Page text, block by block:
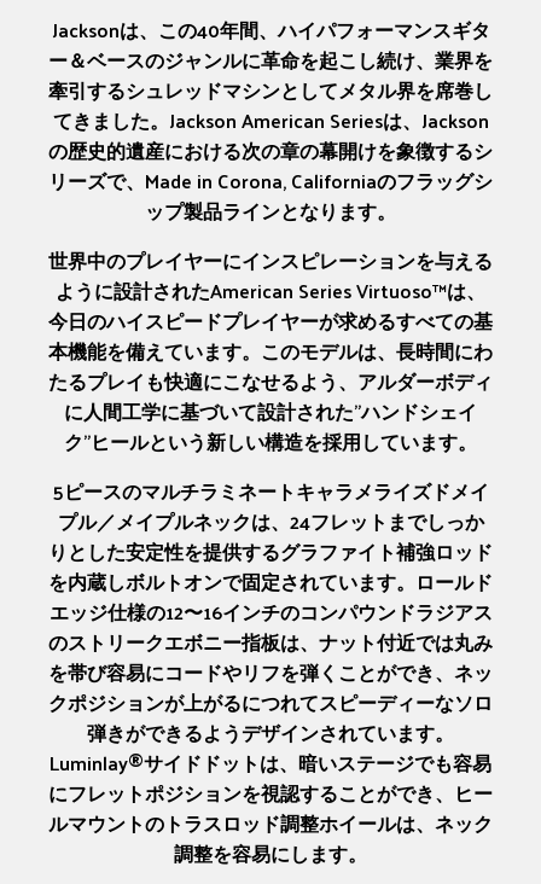
Jacksonは、この40年間、ハイパフォーマンスギタ
ー＆ベースのジャンルに革命を起こし続け、業界を
牽引するシュレッドマシンとしてメタル界を席巻し
てきました。Jackson American Seriesは、Jackson
の歴史的遺産における次の章の幕開けを象徴するシ
リーズで、Made in Corona, Californiaのフラッグシ
ップ製品ラインとなります。
世界中のプレイヤーにインスピレーションを与える
ように設計されたAmerican Series Virtuoso™は、
今日のハイスピードプレイヤーが求めるすべての基
本機能を備えています。このモデルは、長時間にわ
たるプレイも快適にこなせるよう、アルダーボディ
に人間工学に基づいて設計された”ハンドシェイ
ク”ヒールという新しい構造を採用しています。
5ピースのマルチラミネートキャラメライズドメイ
プル／メイプルネックは、24フレットまでしっか
りとした安定性を提供するグラファイト補強ロッド
を内蔵しボルトオンで固定されています。ロールド
エッジ仕様の12〜16インチのコンパウンドラジアス
のストリークエボニー指板は、ナット付近では丸み
を帯び容易にコードやリフを弾くことができ、ネッ
クポジションが上がるにつれてスピーディーなソロ
弾きができるようデザインされています。
Luminlay®サイドドットは、暗いステージでも容易
にフレットポジションを視認することができ、ヒー
ルマウントのトラスロッド調整ホイールは、ネック
調整を容易にします。